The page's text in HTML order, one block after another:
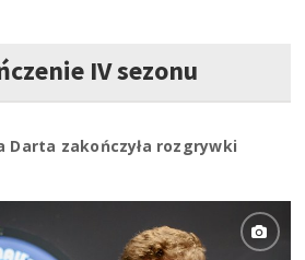
IV sezonu
Darta zakończyła rozgrywki